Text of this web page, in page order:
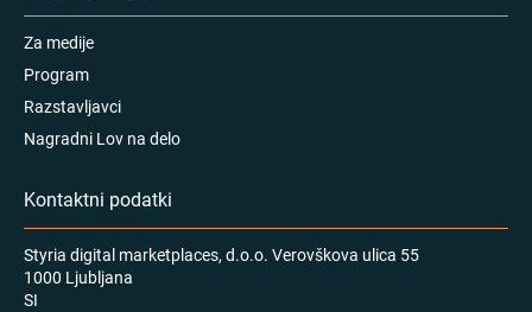
Za medije
Program
Razstavljavci
Nagradni Lov na delo
Kontaktni podatki
Styria digital marketplaces, d.o.o. Verovškova ulica 55
1000 Ljubljana
SI